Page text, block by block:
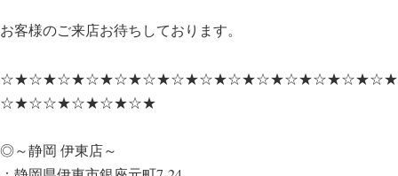
お客様のご来店お待ちしております。
☆★☆★☆★☆★☆★☆★☆★☆★☆★☆★☆★☆★☆★☆★
☆★☆☆★☆★☆★☆★
◎～静岡 伊東店～